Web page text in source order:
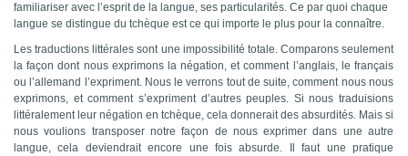
familiariser avec l’esprit de la langue, ses particularités. Ce par quoi chaque
langue se distingue du tchèque est ce qui importe le plus pour la connaître.
Les traductions littérales sont une impossibilité totale. Comparons seulement
la façon dont nous exprimons la négation, et comment l’anglais, le français
ou l’allemand l’expriment. Nous le verrons tout de suite,comment nous nous
exprimons, et comment s’expriment d’autres peuples. Si nous traduisions
littéralement leur négation en tchèque, cela donnerait des absurdités. Mais si
nous voulions transposer notre façon de nous exprimer dans une autre
langue, cela deviendrait encore une fois absurde. Il faut une pratique